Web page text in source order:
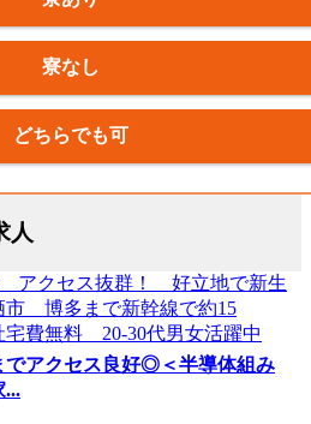
寮なし
どちらでも可
人
でアクセス良好◎＜半導体組み
...